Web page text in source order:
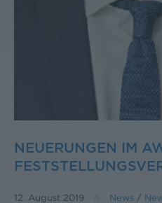
NEUERUNGEN IM
12. August 2019 News /